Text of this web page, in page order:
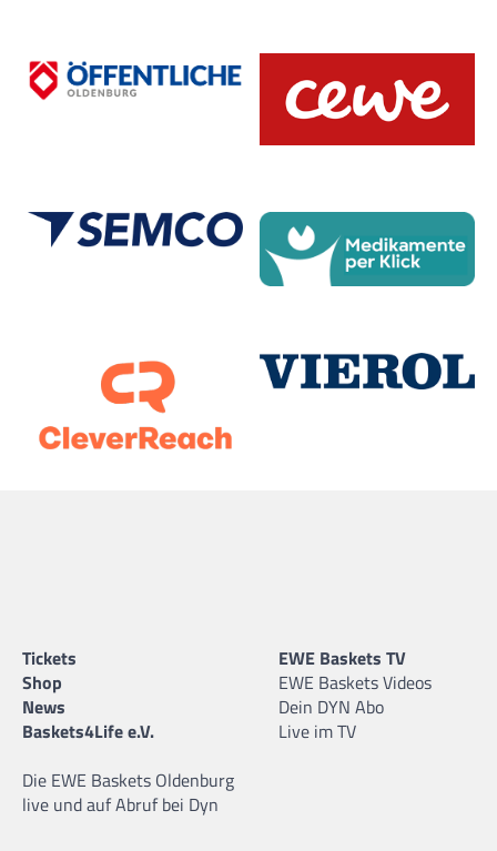
Tickets
Shop
News
Baskets4Life e.V.
Die EWE Baskets Oldenburg
live und auf Abruf bei Dyn
EWE Baskets TV
EWE Baskets Videos
Dein DYN Abo
Live im TV